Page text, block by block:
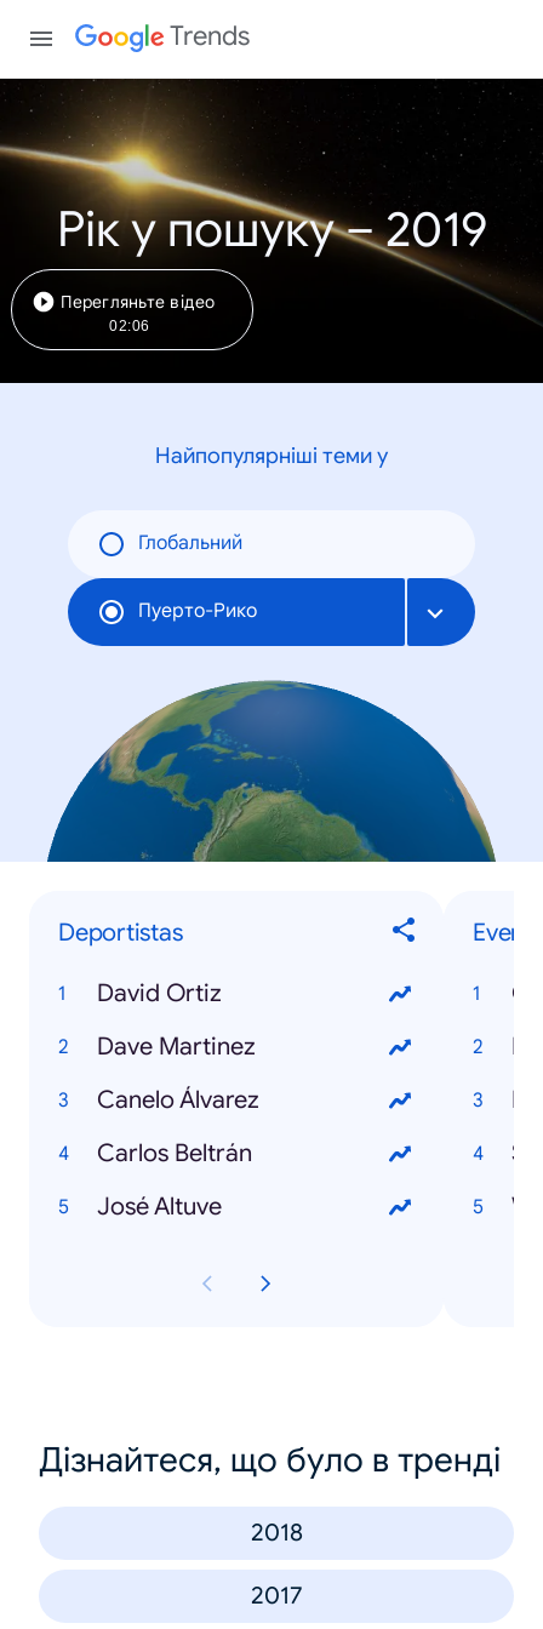
Trends
Рік у пошуку – 2019
Перегляньте відео
02:06
Найпопулярніші теми у
Глобальний
Пуерто-Рико
Deportistas
David Ortiz
Dave Martinez
Canelo Álvarez
Carlos Beltrán
José Altuve
Дізнайтеся, що було в тренді
2018
2017